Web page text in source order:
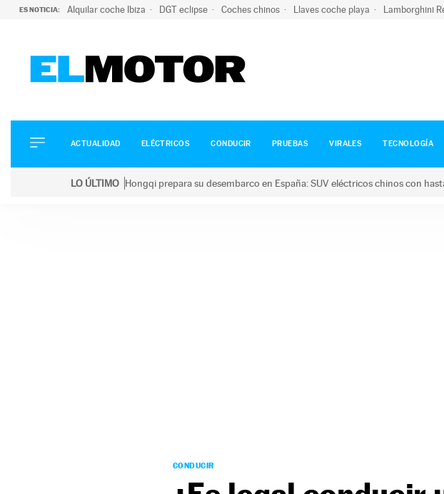
ES NOTICIA: Alquilar coche Ibiza DGT eclipse Coches chinos Llaves coche playa Lamborghini
ELÉCTRICOS
CONDUCIR
ACTUALIDAD ELÉCTRICOS CONDUCIR PRUEBAS VIRALES TECNOLOGÍA
LO ÚLTIMO Hongqi prepara su desembarco en España: SUV eléctricos chinos con
CONDUCIR